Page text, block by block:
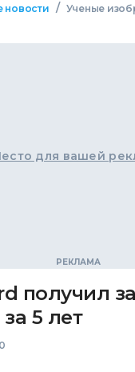
новости / Ученые
для вашей
получил
5 лет